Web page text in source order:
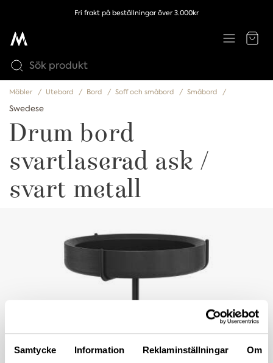
Samtycke Information Reklaminställningar Om
Fri frakt på beställningar över 3.000kr
Möbler Utebord Bord Soff och småbord Småbord
Swedese
Drum bord
svartlaserad ask /
svart metall